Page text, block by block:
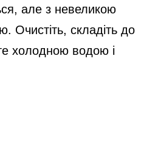
але з невеликою
Очистіть, складіть до
холодною водою і